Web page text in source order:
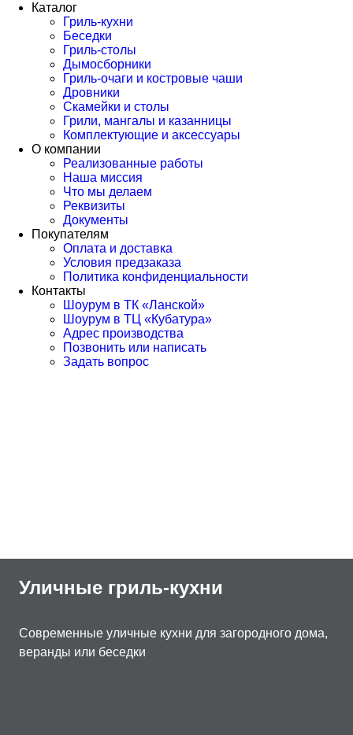
Каталог
Гриль-кухни
Беседки
Гриль-столы
Дымосборники
Гриль-очаги и костровые чаши
Дровники
Скамейки и столы
Грили, мангалы и казанницы
Комплектующие и аксессуары
О компании
Реализованные работы
Наша миссия
Что мы делаем
Реквизиты
Документы
Покупателям
Оплата и доставка
Условия предзаказа
Политика конфиденциальности
Контакты
Шоурум в ТК «Ланской»
Шоурум в ТЦ «Кубатура»
Адрес производства
Позвонить или написать
Задать вопрос
Уличные гриль-кухни
Современные уличные кухни для загородного дома,
веранды или беседки